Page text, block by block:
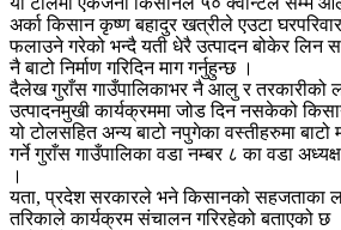
अर्का किसान कृष्ण बहादुर खत्रीले एउटा
फलाउने गरेको भन्दै यती धेरै उत्पादन बोकेर लिन
नै बाटो निर्माण गरिदिन माग गर्नुहुन्छ ।
दैलेख गुराँस गाउँपालिकाभर नै आलु र तरकारीको
उत्पादनमुखी कार्यक्रममा जोड दिन नसकेको
यो टोलसहित अन्य बाटो नपुगेका वस्तीहरुमा बाटो
गर्ने गुराँस गाउँपालिका वडा नम्बर ८ का वडा
।
यता, प्रदेश सरकारले भने किसानको सहजताका
तरिकाले कार्यक्रम संचालन गरिरहेको बताएको छ